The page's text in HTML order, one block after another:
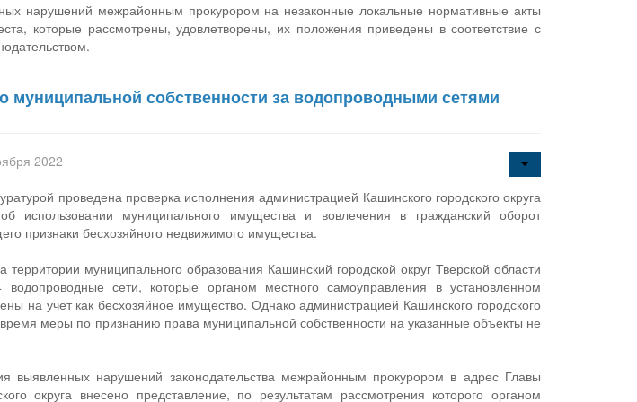
нарушений межрайонным прокурором на незаконные локальные нормативные акты
которые рассмотрены, удовлетворены, их положения приведены в соответствие с
муниципальной собственности за водопроводными сетями
2022
проведена проверка исполнения администрацией Кашинского городского округа
об использовании муниципального имущества и вовлечения в гражданский оборот
признаки бесхозяйного недвижимого имущества.
территории муниципального образования Кашинский городской округ Тверской области
водопроводные сети, которые органом местного самоуправления в установленном
на учет как бесхозяйное имущество. Однако администрацией Кашинского городского
меры по признанию права муниципальной собственности на указанные объекты не
выявленных нарушений законодательства межрайонным прокурором в адрес Главы
округа внесено представление, по результатам рассмотрения которого органом